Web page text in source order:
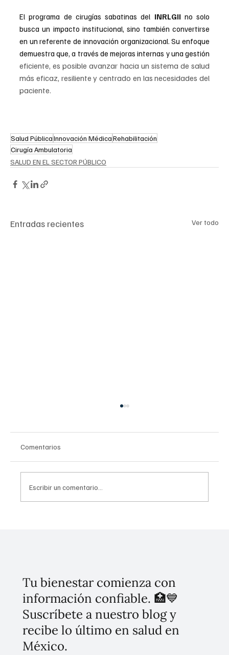
El programa de cirugías sabatinas del INRLGII no solo
busca un impacto institucional, sino también convertirse
en un referente de innovación organizacional. Su enfoque
demuestra que, a través de mejoras internas y una gestión
eficiente, es posible avanzar hacia un sistema de salud
más eficaz, resiliente y centrado en las necesidades del
paciente.
Salud PúblicaInnovación MédicaRehabilitación
Cirugía Ambulatoria
SALUD EN EL SECTOR PÚBLICO
Entradas recientes Ver todo
Comentarios
Escribir un comentario...
Tu bienestar comienza con
información confiable. 🏥💙
Suscríbete a nuestro blog y
recibe lo último en salud en
México.